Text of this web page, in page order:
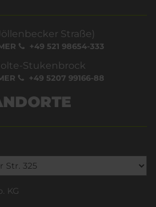
Straße)
+49 521 98654-333
Stukenbrock
+49 5207 99166-88
KG